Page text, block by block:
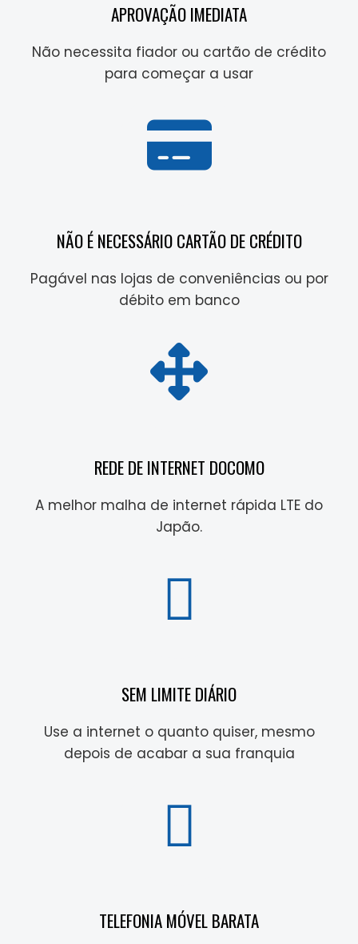
APROVAÇÃO IMEDIATA
Não necessita fiador ou cartão de crédito
para começar a usar
NÃO É NECESSÁRIO CARTÃO DE CRÉDITO
Pagável nas lojas de conveniências ou por
débito em banco
REDE DE INTERNET DOCOMO
A melhor malha de internet rápida LTE do
Japão.
SEM LIMITE DIÁRIO
Use a internet o quanto quiser, mesmo
depois de acabar a sua franquia
TELEFONIA MÓVEL BARATA